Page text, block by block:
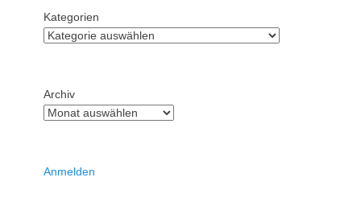
Kategorien
Archiv
Anmelden